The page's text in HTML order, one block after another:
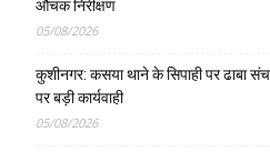
औचक निरीक्षण
05/08/2026
कुशीनगर: कसया थाने के सिपाही पर ढाबा
पर बड़ी कार्यवाही
05/08/2026